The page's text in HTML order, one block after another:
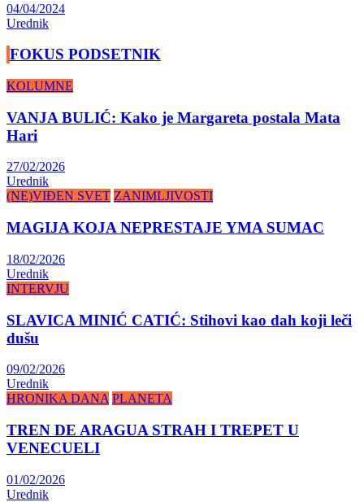
04/04/2024
Urednik
FOKUS PODSETNIK
KOLUMNE
VANJA BULIĆ: Kako je Margareta postala Mata
Hari
27/02/2026
Urednik
(NE)VIĐEN SVET ZANIMLJIVOSTI
MAGIJA KOJA NEPRESTAJE YMA SUMAC
18/02/2026
Urednik
INTERVJU
SLAVICA MINIĆ CATIĆ: Stihovi kao dah koji leči
dušu
09/02/2026
Urednik
HRONIKA DANA PLANETA
TREN DE ARAGUA STRAH I TREPET U
VENECUELI
01/02/2026
Urednik